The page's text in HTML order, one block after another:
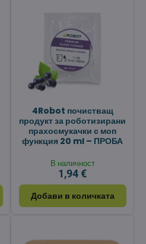
4Robot почистващ
продукт за роботизирани
прахосмукачки с моп
функция 20 ml – ПРОБА
В наличност
1,94 €
Добави в количката